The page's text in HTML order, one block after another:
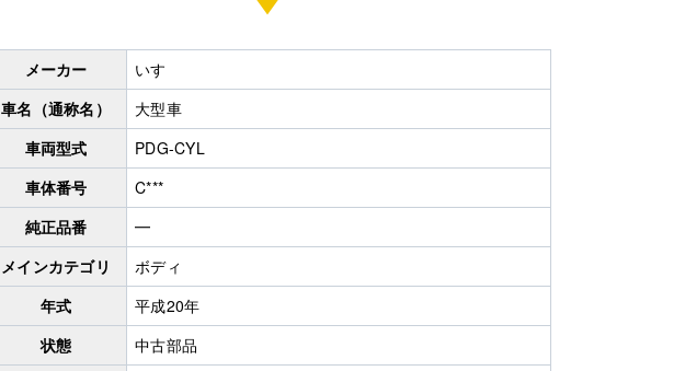
メーカー
いすゞ
車名（通称名）
大型車
車両型式
PDG-CYL
車体番号
C***
純正品番
━
メインカテゴリ
ボディ
年式
平成20年
状態
中古部品